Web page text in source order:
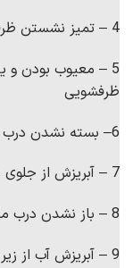
4 – تمیز نشستن ظرف ها
5 – معیوب بودن
ظرفشویی
6– بسته نشدن درب ماشین ظرفشویی
7 – آبریزش از جلوی درب و خراب بودن لاستیک دور درب
8 – باز نشدن درب ماشین ظرفشویی
9 – آبریزش آب از زیر ماشین ظرفشویی